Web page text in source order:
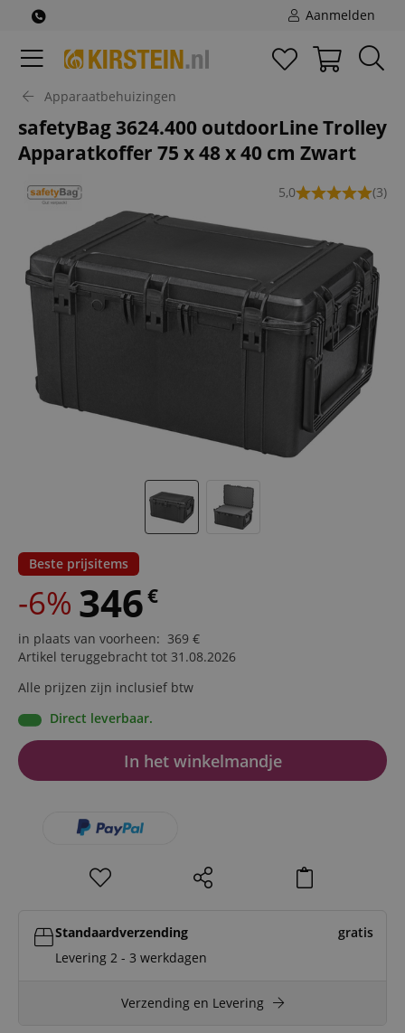
Aanmelden
Apparaatbehuizingen
safetyBag 3624.400 outdoorLine Trolley
Apparatkoffer 75 x 48 x 40 cm Zwart
5,0 (3)
Beste prijsitems
-6% 346€
in plaats van voorheen: 369 €
Artikel teruggebracht tot 31.08.2026
Alle prijzen zijn inclusief btw
Direct leverbaar.
In het winkelmandje
Standaardverzending
gratis
Levering 2 - 3 werkdagen
Verzending en Levering